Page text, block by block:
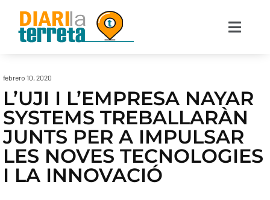
febrero 10, 2020
L’UJI I L’EMPRESA NAYAR
SYSTEMS TREBALLARÀN
JUNTS PER A IMPULSAR
LES NOVES TECNOLOGIES
I LA INNOVACIÓ